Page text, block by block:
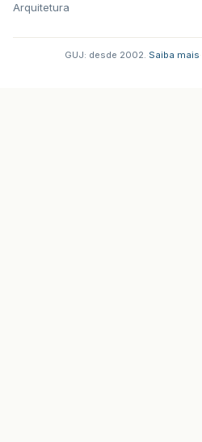
Arquitetura
GUJ: desde 2002. Saiba mais